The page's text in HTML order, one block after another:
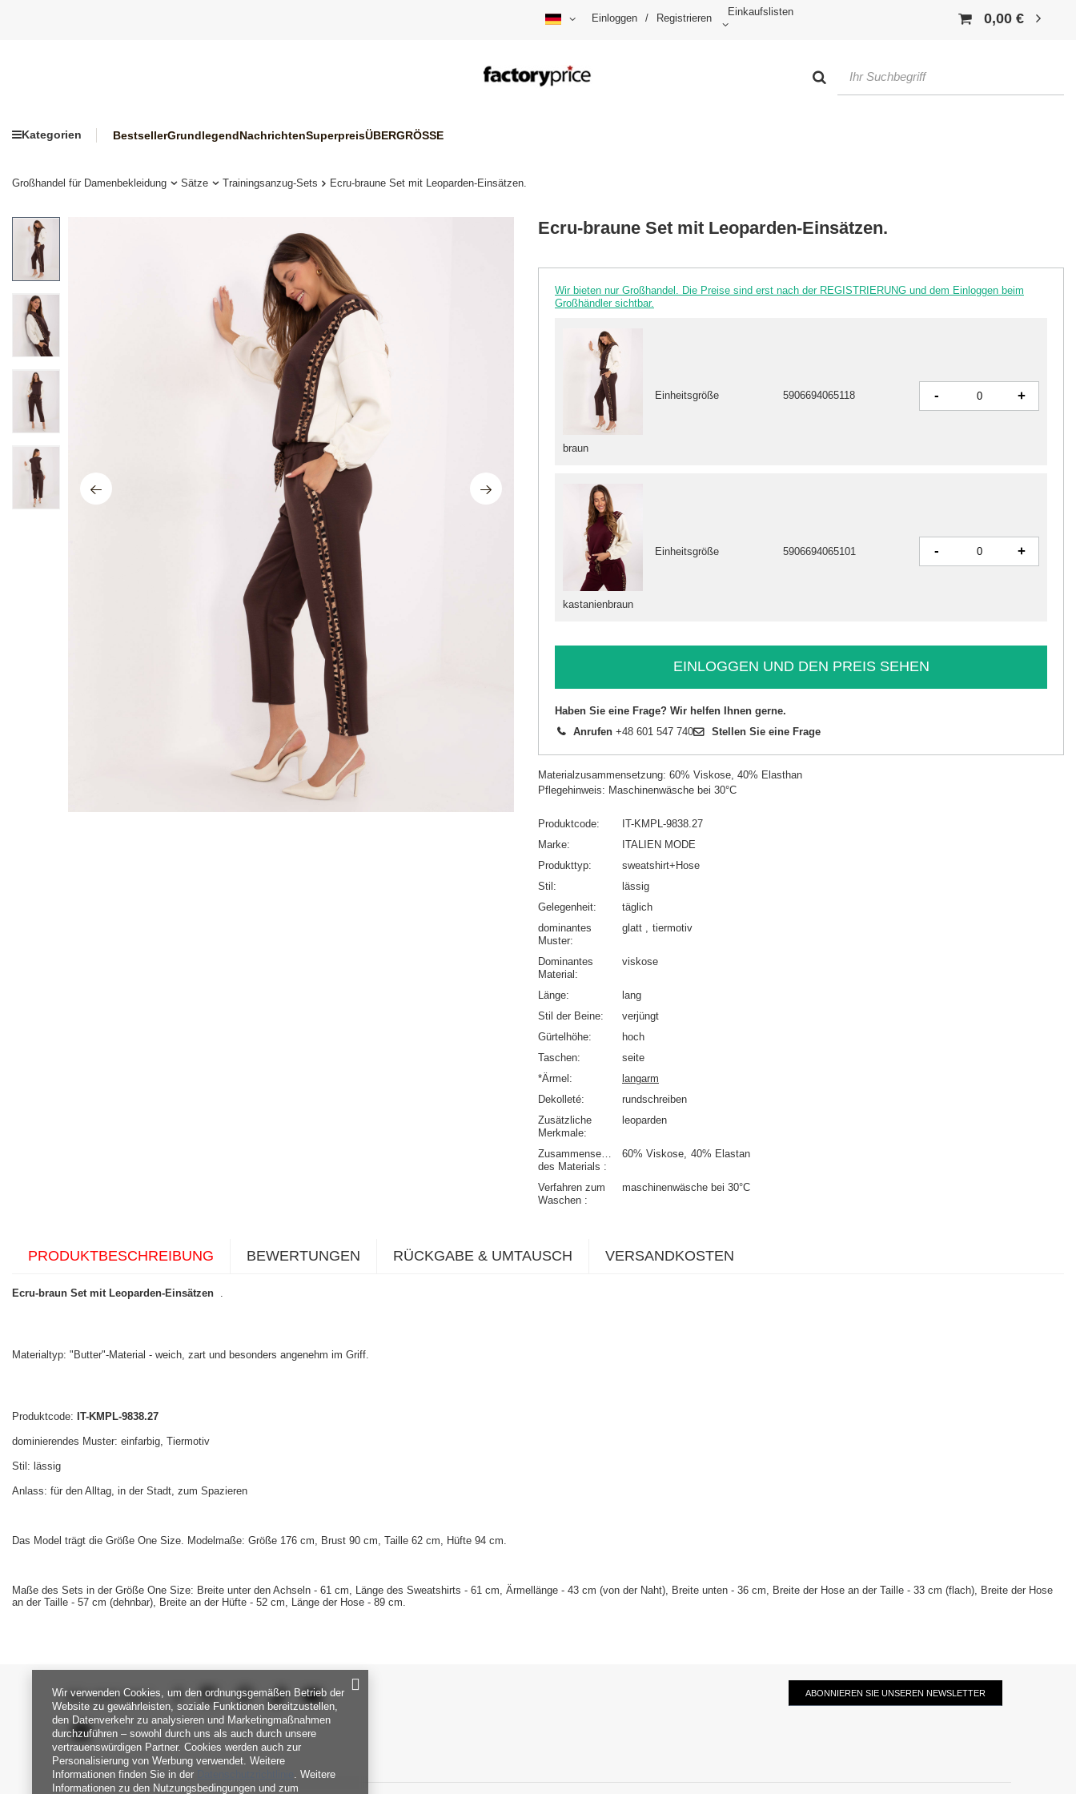
Einloggen / Registrieren
Einkaufslisten 0,00 €
Kategorien BestsellerGrundlegendNachrichtenSuperpreisÜBERGRÖSSE
Großhandel für Damenbekleidung Sätze Trainingsanzug-Sets Ecru-braune Set mit Leoparden-Einsätzen.
Ecru-braune Set mit Leoparden-Einsätzen.
Wir bieten nur Großhandel. Die Preise sind erst nach der REGISTRIERUNG und dem Einloggen beim
Großhändler sichtbar.
braun
Einheitsgröße 5906694065118 - +
kastanienbraun
Einheitsgröße 5906694065101 - +
EINLOGGEN UND DEN PREIS SEHEN
Haben Sie eine Frage? Wir helfen Ihnen gerne.
Anrufen +48 601 547 740 Stellen Sie eine Frage
Materialzusammensetzung: 60% Viskose, 40% Elasthan
Pflegehinweis: Maschinenwäsche bei 30°C
Produktcode
IT-KMPL-9838.27
Marke
ITALIEN MODE
Produkttyp
sweatshirt+Hose
Stil
lässig
Gelegenheit
täglich
dominantes
Muster
glatt tiermotiv
Dominantes
Material
viskose
Länge
lang
Stil der Beine
verjüngt
Gürtelhöhe
hoch
Taschen
seite
*Ärmel
langarm
Dekolleté
rundschreiben
Zusätzliche
Merkmale
leoparden
Zusammensetzung
des Materials
60% Viskose 40% Elastan
Verfahren zum
Waschen
maschinenwäsche bei 30°C
PRODUKTBESCHREIBUNG BEWERTUNGEN RÜCKGABE & UMTAUSCH VERSANDKOSTEN
Ecru-braun Set mit Leoparden-Einsätzen
Materialtyp: "Butter"-Material - weich, zart und besonders angenehm im Griff.
Produktcode: IT-KMPL-9838.27
dominierendes Muster: einfarbig, Tiermotiv
Stil: lässig
Anlass: für den Alltag, in der Stadt, zum Spazieren
Das Model trägt die Größe One Size. Modelmaße: Größe 176 cm, Brust 90 cm, Taille 62 cm, Hüfte 94 cm
Maße des Sets in der Größe One Size: Breite unter den Achseln - 61 cm, Länge des Sweatshirts - 61 cm, Ärmellänge - 43 cm (von der Naht), Breite unten - 36 cm, Breite der Hose an der Taille - 33 cm (flach), Breite der Hose
an der Taille - 57 cm (dehnbar), Breite an der Hüfte - 52 cm, Länge der Hose - 89 cm.
SEI UNS NAH ABONNIEREN SIE UNSEREN NEWSLETTER
Wir verwenden Cookies, um den ordnungsgemäßen Betrieb der
Website zu gewährleisten, soziale Funktionen bereitzustellen,
den Datenverkehr zu analysieren und Marketingmaßnahmen
durchzuführen – sowohl durch uns als auch durch unsere
vertrauenswürdigen Partner. Cookies werden auch zur
Personalisierung von Werbung verwendet. Weitere
Informationen finden Sie in der
. Weitere
Informationen zu den Nutzungsbedingungen und zum